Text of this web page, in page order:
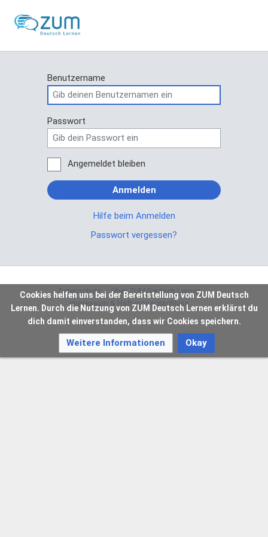
Benutzername
Passwort
Angemeldet bleiben
Anmelden
Hilfe beim Anmelden
Passwort vergessen?
Datenschutz
Über ZUM Deutsch Lernen
Impressum & Haftungsausschluss
Cookies helfen uns bei der Bereitstellung von ZUM Deutsch
Lernen. Durch die Nutzung von ZUM Deutsch Lernen erklärst du
dich damit einverstanden, dass wir Cookies speichern.
Weitere Informationen Okay